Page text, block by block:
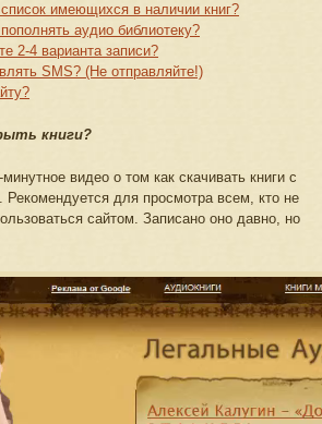
имеющихся в наличии книг?
аудио библиотеку?
2-4 варианта записи?
SMS? (Не отправляйте!)
книги?
видео о том как скачивать книги с
Рекомендуется для просмотра всем, кто не
сайтом. Записано оно давно, но